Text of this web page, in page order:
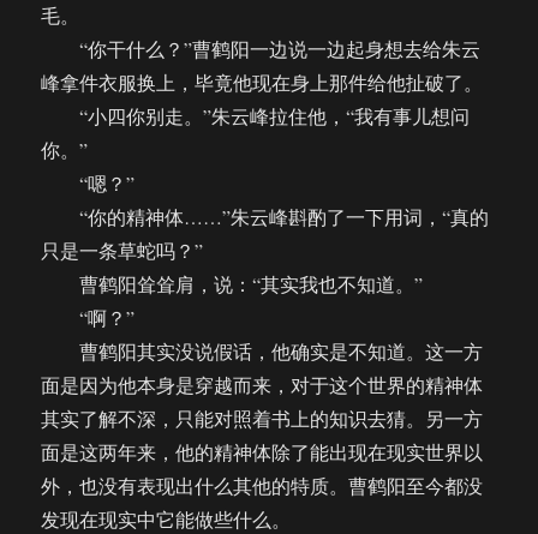
毛。
“你干什么？”曹鹤阳一边说一边起身想去给朱云
峰拿件衣服换上，毕竟他现在身上那件给他扯破了。
“小四你别走。”朱云峰拉住他，“我有事儿想问
你。”
“嗯？”
“你的精神体……”朱云峰斟酌了一下用词，“真的
只是一条草蛇吗？”
曹鹤阳耸耸肩，说：“其实我也不知道。”
“啊？”
曹鹤阳其实没说假话，他确实是不知道。这一方
面是因为他本身是穿越而来，对于这个世界的精神体
其实了解不深，只能对照着书上的知识去猜。另一方
面是这两年来，他的精神体除了能出现在现实世界以
外，也没有表现出什么其他的特质。曹鹤阳至今都没
发现在现实中它能做些什么。